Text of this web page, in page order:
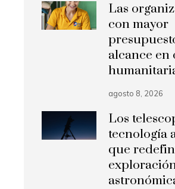
Las
con mayor
alcance en
agosto 8, 2026
Los
tecnología
que